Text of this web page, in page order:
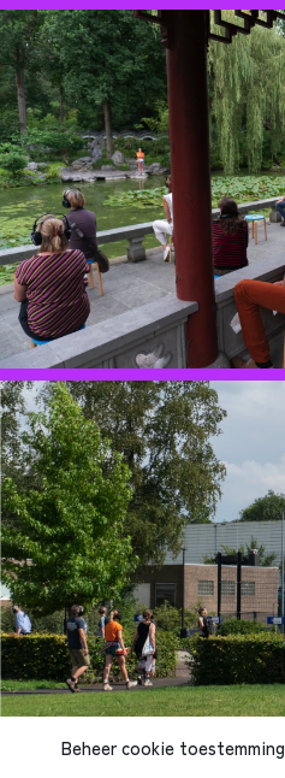
Beheer cookie toestemming